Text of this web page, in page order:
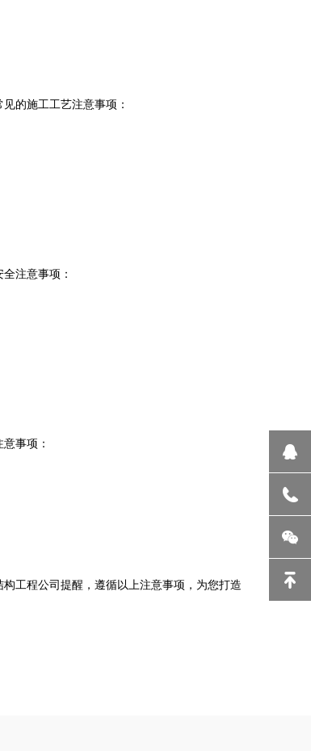
的施工工艺注意事项：
注意事项：
事项：
工程公司提醒，遵循以上注意事项，为您打造